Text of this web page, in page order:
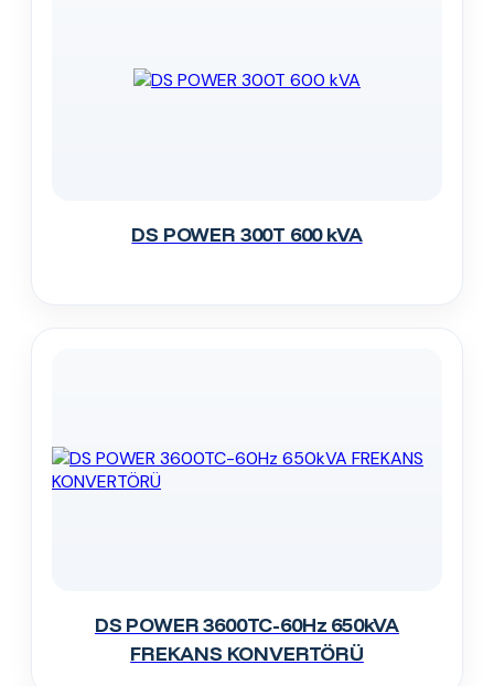
DS POWER 300T 600 kVA
DS POWER 3600TC-60Hz 650kVA
FREKANS KONVERTÖRÜ